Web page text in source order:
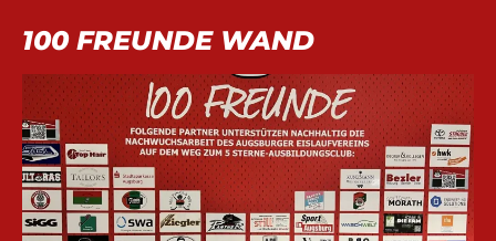
100 FREUNDE WAND